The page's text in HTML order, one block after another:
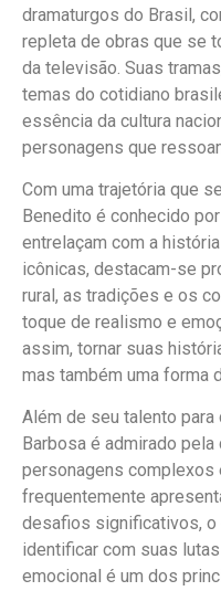
dramaturgos do Brasil,
repleta de obras que se
da televisão. Suas
temas do cotidiano
essência da cultura
personagens que
Com uma trajetória que
Benedito é conhecido
entrelaçam com a
icônicas, destacam-se
rural, as tradições e os
toque de realismo e
assim, tornar suas
mas também uma forma
Além de seu talento
Barbosa é admirado
personagens complexos
frequentemente
desafios significativos,
identificar com suas
emocional é um dos